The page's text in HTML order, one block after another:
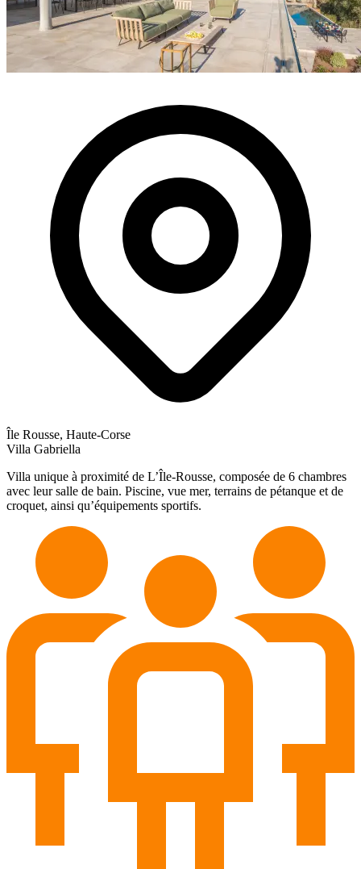
Île Rousse, Haute-Corse
Villa Gabriella
Villa unique à proximité de L’Île-Rousse, composée de 6 chambres
avec leur salle de bain. Piscine, vue mer, terrains de pétanque et de
croquet, ainsi qu’équipements sportifs.